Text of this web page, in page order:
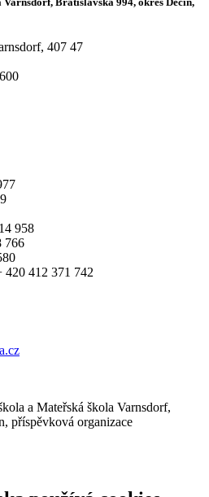
407 47
958
766
420 412 371 742
a Mateřská škola Varnsdorf,
příspěvková organizace